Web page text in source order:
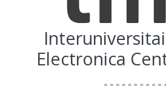
Electronica